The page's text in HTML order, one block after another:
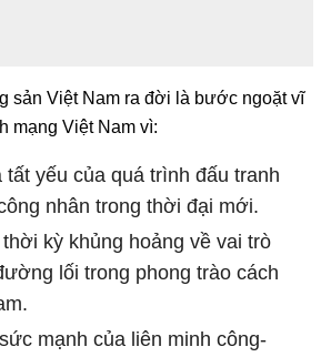
sản Việt Nam ra đời là bước ngoặt vĩ
mạng Việt Nam vì:
tất yếu của quá trình đấu tranh
nhân trong thời đại mới.
kỳ khủng hoảng về vai trò
lối trong phong trào cách
mạnh của liên minh công-